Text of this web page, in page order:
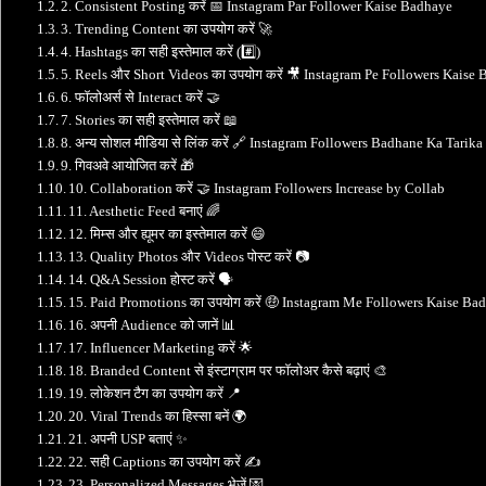
2. Consistent Posting करें 📅 Instagram Par Follower Kaise Badhaye
3. Trending Content का उपयोग करें 🚀
4. Hashtags का सही इस्तेमाल करें (#️⃣)
5. Reels और Short Videos का उपयोग करें 🎥 Instagram Pe Followers Kaise
6. फॉलोअर्स से Interact करें 🤝
7. Stories का सही इस्तेमाल करें 📖
8. अन्य सोशल मीडिया से लिंक करें 🔗 Instagram Followers Badhane Ka Tarika
9. गिवअवे आयोजित करें 🎁
10. Collaboration करें 🤝 Instagram Followers Increase by Collab
11. Aesthetic Feed बनाएं 🌈
12. मिम्स और ह्यूमर का इस्तेमाल करें 😄
13. Quality Photos और Videos पोस्ट करें 📷
14. Q&A Session होस्ट करें 🗣️
15. Paid Promotions का उपयोग करें 🤑 Instagram Me Followers Kaise
16. अपनी Audience को जानें 📊
17. Influencer Marketing करें 🌟
18. Branded Content से इंस्टाग्राम पर फॉलोअर कैसे बढ़ाएं 🎨
19. लोकेशन टैग का उपयोग करें 📍
20. Viral Trends का हिस्सा बनें 🌍
21. अपनी USP बताएं ✨
22. सही Captions का उपयोग करें ✍️